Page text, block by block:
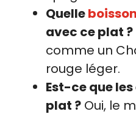
Quelleboisson
avec ce plat ?
comme un
rouge léger.
Est-ce que
plat ? Oui, le